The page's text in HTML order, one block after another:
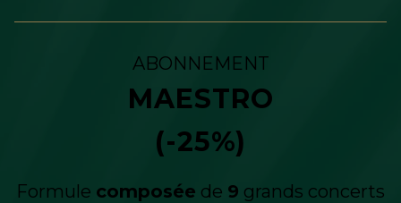
ABONNEMENT
MAESTRO
(-25%)
Formule composée de 9 grands concerts